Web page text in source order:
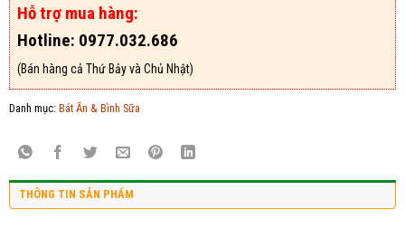
Hỗ trợ mua hàng:
Hotline: 0977.032.686
(Bán hàng cả Thứ Bảy và Chủ Nhật)
Danh mục: Bát Ăn & Bình Sữa
THÔNG TIN SẢN PHẨM